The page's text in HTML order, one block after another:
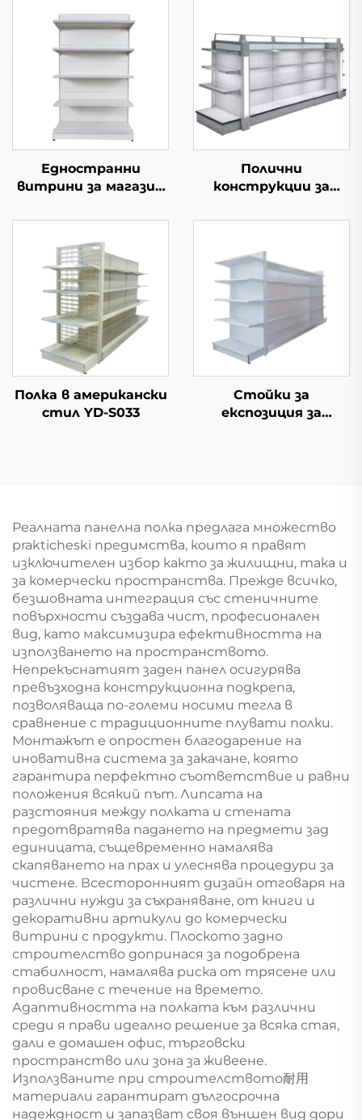
Едностранни
витрини за магазин
Полични
конструкции за
YD-S004B
Полка в американски
стил YD-S033
Стойки за
експозиция за
Реалната панелна полка предлага множество
prakticheski предимства, които я правят
изключителен избор както за жилищни, така и
за комерчески пространства. Прежде всичко,
безшовната интеграция със стеничните
повърхности създава чист, професионален
вид, като максимизира ефективността на
използването на пространството.
Непрекъснатият заден панел осигурява
превъзходна конструкционна подкрепа,
позволяваща по-големи носими тегла в
сравнение с традиционните плувати полки.
Монтажът е опростен благодарение на
иновативна система за закачане, която
гарантира перфектно съответствие и равни
положения всякий път. Липсата на
разстояния между полката и стената
предотвратява падането на предмети зад
единицата, същевременно намалява
скапяването на прах и улеснява процедури за
чистене. Всесторонният дизайн отговаря на
различни нужди за съхраняване, от книги и
декоративни артикули до комерчески
витрини с продукти. Плоското задно
строителство допринася за подобрена
стабилност, намалява риска от трясене или
провисване с течение на времето.
Адаптивността на полката към различни
среди я прави идеално решение за всяка стая,
дали е домашен офис, търговски
пространство или зона за живеене.
Използваните при строителството耐用
материали гарантират дългосрочна
надеждност и запазват своя външен вид дори